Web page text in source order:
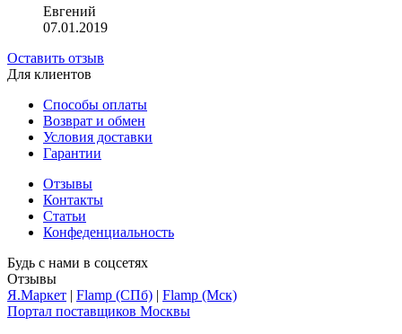
Евгений
07.01.2019
Оставить отзыв
Для клиентов
Способы оплаты
Возврат и обмен
Условия доставки
Гарантии
Отзывы
Контакты
Статьи
Конфеденциальность
Будь с нами в соцсетях
Отзывы
Я.Маркет | Flamp (СПб) | Flamp (Мск)
Портал поставщиков Москвы